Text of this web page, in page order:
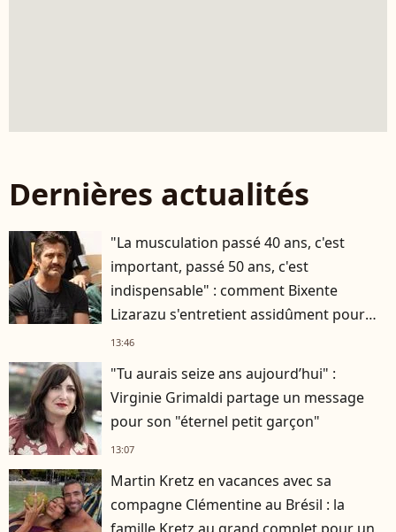
Dernières actualités
"La musculation passé 40 ans, c'est
important, passé 50 ans, c'est
indispensable" : comment Bixente
Lizarazu s'entretient assidûment pour
rester musclé à 56 ans ?
13:46
"Tu aurais seize ans aujourd’hui" :
Virginie Grimaldi partage un message
pour son "éternel petit garçon"
13:07
Martin Kretz en vacances avec sa
compagne Clémentine au Brésil : la